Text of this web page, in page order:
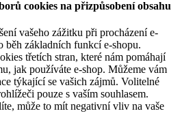
cookies na přizpůsobení obsahu
vašeho zážitku při procházení e-
běh základních funkcí e-shopu.
třetích stran, které nám pomáhají
jak používáte e-shop. Můžeme vám
týkající se vašich zájmů. Volitelné
pouze s vaším souhlasem.
může to mít negativní vliv na vaše